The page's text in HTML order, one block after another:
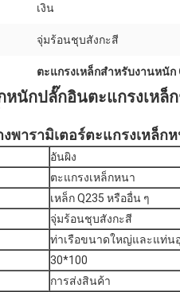
เงิน
จุ่มร้อนชุบสังกะสี
ตะแกรงเหล็กสำหรับงานหนัก
นักปลั๊กอินตะแกรงเหล็
พารามิเตอร์ตะแกรงเหล็ก
อันผิง
ตะแกรงเหล็กหนา
เหล็ก Q235 หรืออื่น ๆ
จุ่มร้อนชุบสังกะสี
ท่าเรือขนาดใหญ่และแท่น
30*100
การส่งสินค้า